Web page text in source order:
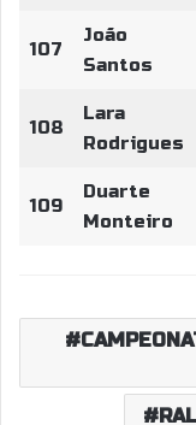
107
João
Santos
108
Lara
Rodrigues
109
Duarte
Monteiro